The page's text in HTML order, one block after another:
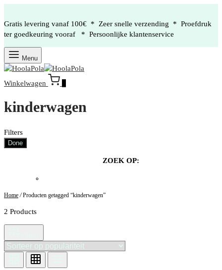
Gratis levering vanaf 100€ * Zeer snelle verzending * Proefdruk
ter goedkeuring vooraf * Persoonlijke klantenservice
Menu
Winkelwagen
kinderwagen
Filters
Done
ZOEK OP:
Home /Producten getagged “kinderwagen”
2 Products